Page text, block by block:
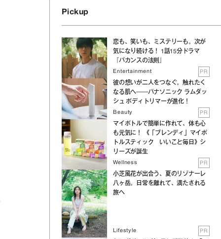
Pickup
恋も、笑いも、ミステリーも。次が
気になり続ける！ 1話15分ドラマ
『バカンスの法則』
Entertainment PR
彼の想いが二人をつなぐ。触れたく
なる肌へ──パナソニック ラムダッ
シュ ボディトリマーが進化！
Beauty PR
マイボトルで簡単に作れて、体も心
も元気に！ 《「ブレンディ」マイボ
トルスティック いいこと毎日》シ
リーズが誕生
Wellness PR
小芝風花が出合う、夏のリゾナーレ
八ヶ岳。日常を離れて、満たされる
旅へ
Lifestyle PR